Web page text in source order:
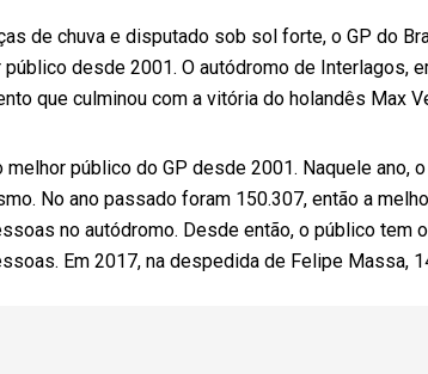
de chuva e disputado sob sol forte, o GP do
público desde 2001. O autódromo de Interlagos,
que culminou com a vitória do holandês Max
melhor público do GP desde 2001. Naquele ano,
No ano passado foram 150.307, então a
no autódromo. Desde então, o público tem
Em 2017, na despedida de Felipe Massa,